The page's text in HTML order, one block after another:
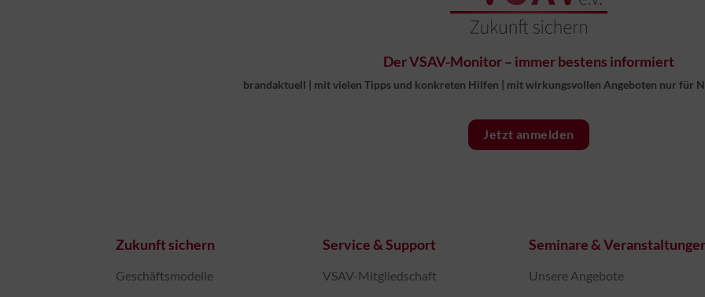
Der VSAV-Monitor – immer bestens informiert
brandaktuell | mit vielen Tipps und konkreten Hilfen | mit wirkungsvollen Angeboten nur für
Jetzt anmelden
Zukunft sichern
Geschäftsmodelle
Service & Support
VSAV-Mitgliedschaft
Seminare &
Unsere Angebote